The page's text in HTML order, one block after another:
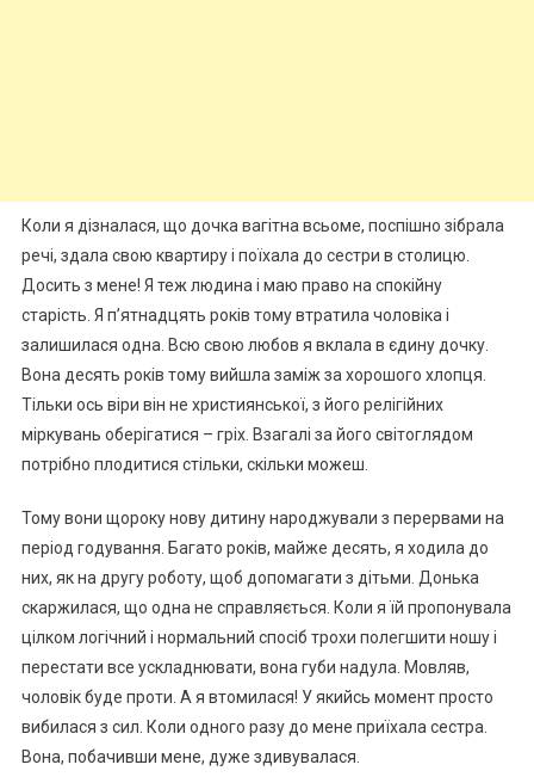
Коли я дізналася, що дочка вагітна всьоме, поспішно зібрала
речі, здала свою квартиру і поїхала до сестри в столицю.
Досить з мене! Я теж людина і маю право на спокійну
старість. Я п’ятнадцять років тому втратила чоловіка і
залишилася одна. Всю свою любов я вклала в єдину дочку.
Вона десять років тому вийшла заміж за хорошого хлопця.
Тільки ось віри він не християнської, з його релігійних
міркувань оберігатися – гріх. Взагалі за його світоглядом
потрібно плодитися стільки, скільки можеш.
Тому вони щороку нову дитину народжували з перервами на
період годування. Багато років, майже десять, я ходила до
них, як на другу роботу, щоб допомагати з дітьми. Донька
скаржилася, що одна не справляється. Коли я їй пропонувала
цілком логічний і нормальний спосіб трохи полегшити ношу і
перестати все ускладнювати, вона губи надула. Мовляв,
чоловік буде проти. А я втомилася! У якийсь момент просто
вибилася з сил. Коли одного разу до мене приїхала сестра.
Вона, побачивши мене, дуже здивувалася.